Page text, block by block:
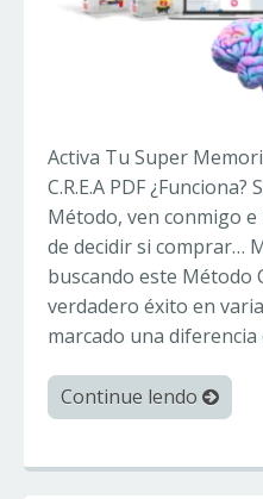
Activa Tu Super
C.R.E.A PDF
Método, ven conmigo
de decidir si comprar…
buscando este Método
verdadero éxito en
marcado una
Continue lendo